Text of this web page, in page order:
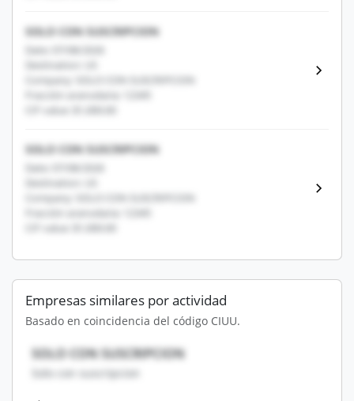
SOLO CON SUSCRIPCION
Date: 07/08/2026
Destination: US
Company: SOLO CON SUSCRIPCION
Fracción arancelaria: 12345
CIF value: $1,000.00
SOLO CON SUSCRIPCION
Date: 07/08/2026
Destination: US
Company: SOLO CON SUSCRIPCION
Fracción arancelaria: 12345
CIF value: $1,000.00
Empresas similares por actividad
Basado en coincidencia del código CIUU.
SOLO CON SUSCRIPCION
Solo con suscripcion